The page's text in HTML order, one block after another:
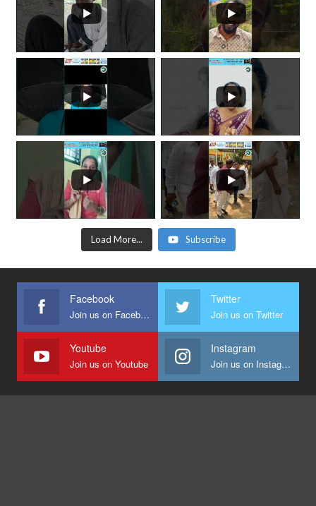
Load More... Subscribe
Facebook
Join us on Facebook
Twitter
Join us on Twitter
Youtube
Join us on Youtube
Instagram
Join us on Instagram